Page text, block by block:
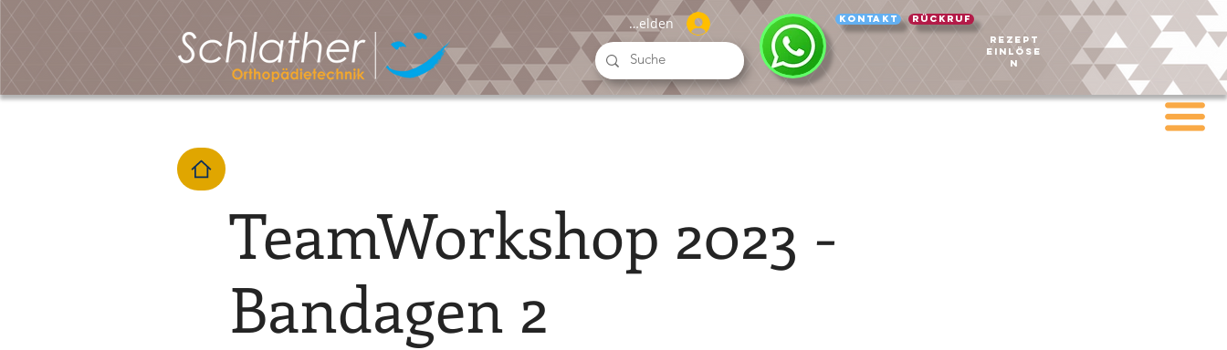
Anmelden Kontakt
Rückruf
REZEPT
EINLÖSE
N
TeamWorkshop 2023 -
Bandagen 2